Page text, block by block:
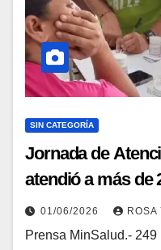
SIN CATEGORÍA
Jornada de
atendió a más de
Aragua
01/06/2026
Prensa MinSalud.-